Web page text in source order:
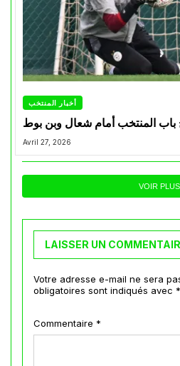
أخبار المنتخب
باب المنتخب أمام شعال وبن بوط
Avril 27, 2026
VOIR PLUS
LAISSER UN
Votre adresse e-mail ne sera
obligatoires sont indiqués avec *
Commentaire *